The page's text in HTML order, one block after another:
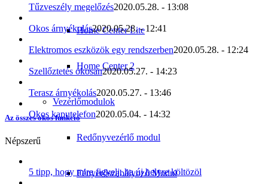
Home Center Lite
Home Center 2
Vezérlőmodulok
Redőnyvezérlő modul
Fényerőszabályozó Modul
Tűzveszély megelőzés2020.05.28. - 13:08
Okos árnyékolás2020.05.28. - 12:41
Elektromos eszközök egy rendszerben2020.05.28. - 12:24
Szellőztetés okosan2020.05.27. - 14:23
Terasz árnyékolás2020.05.27. - 13:46
Okos kaputelefon2020.05.04. - 14:32
Az összes okos funkció
Népszerű
5 tipp, hogy mire figyelj, ha új helyre költözöl